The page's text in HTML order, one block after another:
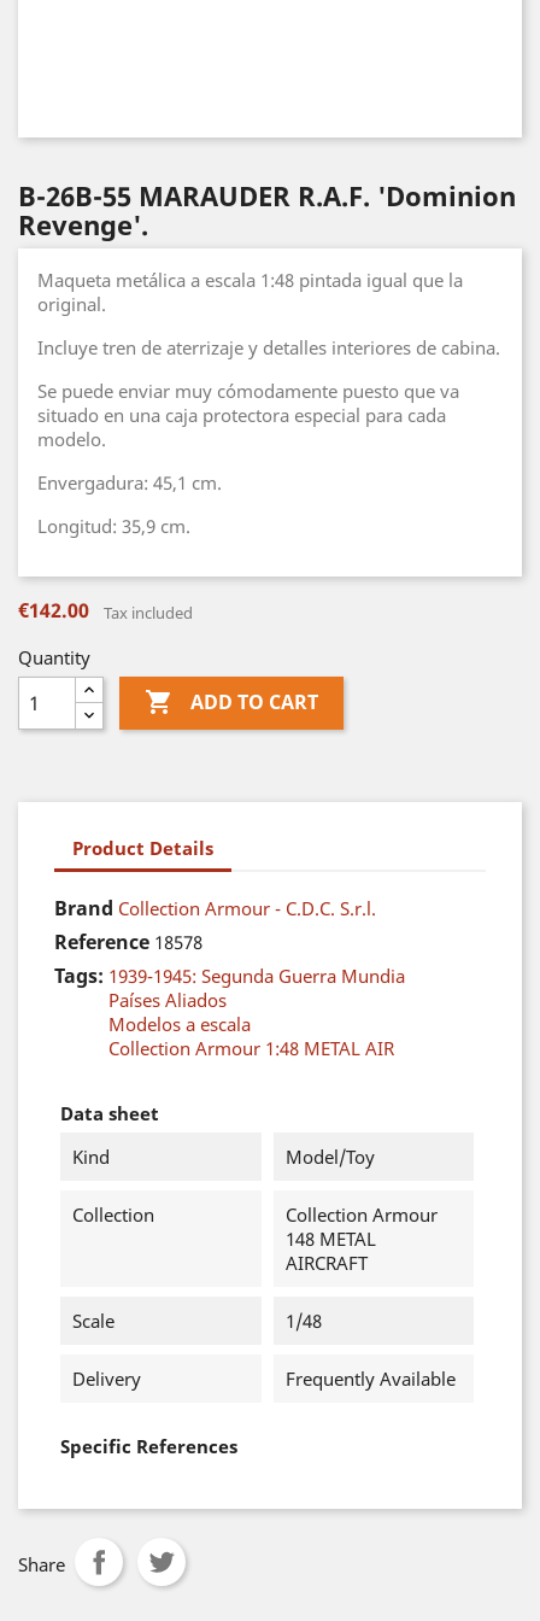
B-26B-55 MARAUDER R.A.F. 'Dominion
Revenge'.
Maqueta metálica a escala 1:48 pintada igual que la
original.
Incluye tren de aterrizaje y detalles interiores de cabina.
Se puede enviar muy cómodamente puesto que va
situado en una caja protectora especial para cada
modelo.
Envergadura: 45,1 cm.
Longitud: 35,9 cm.
€142.00 Tax included
Quantity
 ADD TO CART
Product Details
Brand Collection Armour - C.D.C. S.r.l.
Reference 18578
Tags: 1939-1945: Segunda Guerra Mundia
Países Aliados
Modelos a escala
Collection Armour 1:48 METAL AIR
Data sheet
Kind
Model/Toy
Collection
Collection Armour
148 METAL
AIRCRAFT
Scale 1/48
Delivery Frequently Available
Specific References
Share